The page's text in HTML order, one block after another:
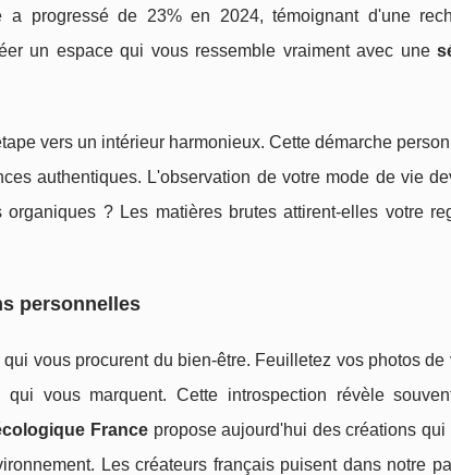
progressé de 23% en 2024, témoignant d'une
un espace qui vous ressemble vraiment avec une
vers un intérieur harmonieux. Cette démarche
authentiques. L'observation de votre mode de vie
? Les matières brutes attirent-elles votre
personnelles
vous procurent du bien-être. Feuilletez vos photos de
vous marquent. Cette introspection révèle
Francepropose aujourd'hui des créations qui
Les créateurs français puisent dans notre